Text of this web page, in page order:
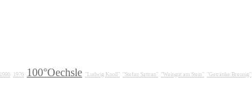
1986 1976 100°Oechsle "Ludwig Knoll" "Stefan Sattran" "Weingut am Stein" "Getränke Breunig"